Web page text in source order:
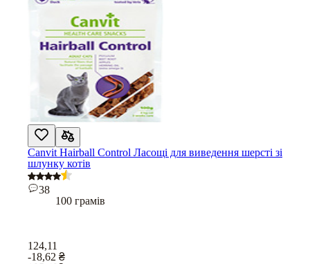
Canvit Hairball Control Ласощі для виведення шерсті зі
шлунку котів
38
100 грамів
124,11
-18,62 ₴